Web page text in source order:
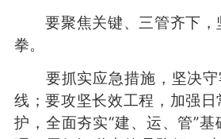
要聚焦关键、三管齐下，
拳。
要抓实应急措施，坚决守
线；要攻坚长效工程，加强
护，全面夯实“建、运、管”